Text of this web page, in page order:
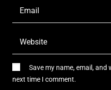
Save my name, email,
next time I comment.